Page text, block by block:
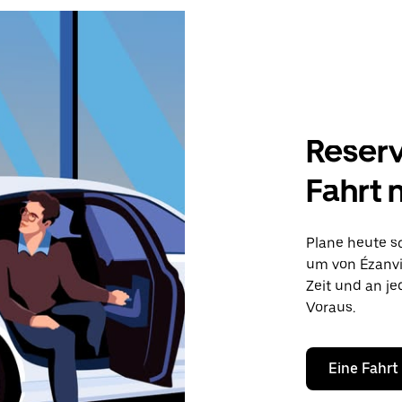
Fahrt
Plane heute
um von
Zeit und an
Voraus.
Eine